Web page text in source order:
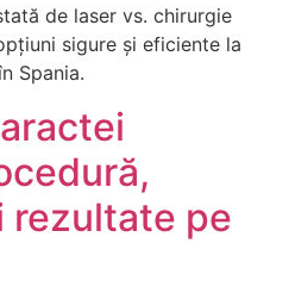
de laser vs. chirurgie
sigure și eficiente la
Spania.
rezultate pe